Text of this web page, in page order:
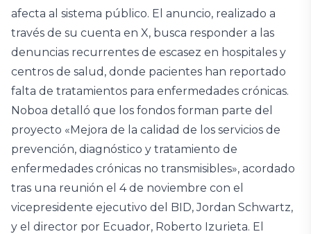
afecta al sistema público. El anuncio, realizado a
través de su cuenta en X, busca responder a las
denuncias recurrentes de escasez en hospitales y
centros de salud, donde pacientes han reportado
falta de tratamientos para enfermedades crónicas.
Noboa detalló que los fondos forman parte del
proyecto «Mejora de la calidad de los servicios de
prevención, diagnóstico y tratamiento de
enfermedades crónicas no transmisibles», acordado
tras una reunión el 4 de noviembre con el
vicepresidente ejecutivo del BID, Jordan Schwartz,
y el director por Ecuador, Roberto Izurieta. El